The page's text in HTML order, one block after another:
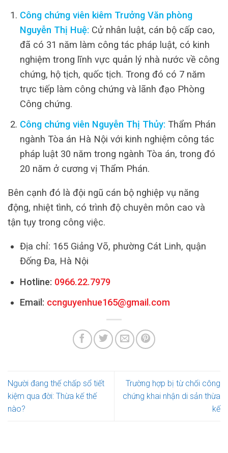
Công chứng viên kiêm Trưởng Văn phòng
Nguyễn Thị Huệ: Cử nhân luật, cán bộ cấp cao,
đã có 31 năm làm công tác pháp luật, có kinh
nghiệm trong lĩnh vực quản lý nhà nước về công
chứng, hộ tịch, quốc tịch. Trong đó có 7 năm
trực tiếp làm công chứng và lãnh đạo Phòng
Công chứng.
Công chứng viên Nguyễn Thị Thủy: Thẩm Phán
ngành Tòa án Hà Nội với kinh nghiệm công tác
pháp luật 30 năm trong ngành Tòa án, trong đó
20 năm ở cương vị Thẩm Phán.
Bên cạnh đó là đội ngũ cán bộ nghiệp vụ năng
động, nhiệt tình, có trình độ chuyên môn cao và
tận tụy trong công việc.
Địa chỉ: 165 Giảng Võ, phường Cát Linh, quận
Đống Đa, Hà Nội
Hotline: 0966.22.7979
Email: ccnguyenhue165@gmail.com
Người đang thế chấp sổ tiết
kiệm qua đời: Thừa kế thế
nào?
Trường hợp bị từ chối công
chứng khai nhận di sản thừa
kế